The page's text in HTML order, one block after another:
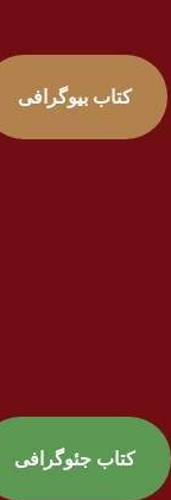
کتاب بیوگرافی
کتاب جئوگرافی